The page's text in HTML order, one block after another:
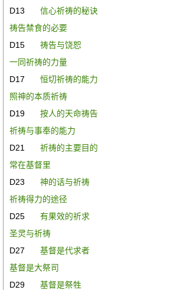
D13
信心祈祷的秘诀
祷告禁食的必要
D15
祷告与饶恕
一同祈祷的力量
D17
恒切祈祷的能力
照神的本质祈祷
D19
按人的天命祷告
祈祷与事奉的能力
D21
祈祷的主要目的
常在基督里
D23
神的话与祈祷
祈祷得力的途径
D25
有果效的祈求
圣灵与祈祷
D27
基督是代求者
基督是大祭司
D29
基督是祭牲